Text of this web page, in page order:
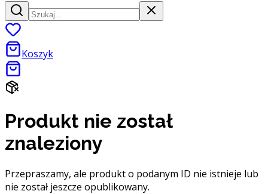
Koszyk
Produkt nie został
znaleziony
Przepraszamy, ale produkt o podanym ID nie istnieje lub
nie został jeszcze opublikowany.